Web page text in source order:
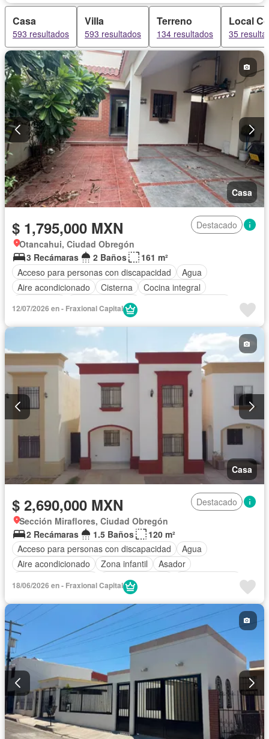
Cuarto de Limpieza
Despacho
Recámara con closet
Sin amueblar
Casa
593 resultados
Villa
593 resultados
Terreno
134 resultados
Local
35
Casa
$ 1,795,000 MXN
Destacado
Otancahui, Ciudad Obregón
3 Recámaras
2 Baños
161 m²
Acceso para personas con discapacidad
Agua
Aire acondicionado
Cisterna
Cocina integral
Estacionamiento
12/07/2026 en - Fraxional Capital
Casa
$ 2,690,000 MXN
Destacado
Sección Miraflores, Ciudad Obregón
2 Recámaras
1.5 Baños
120 m²
Acceso para personas con discapacidad
Agua
Aire acondicionado
Zona infantil
Asador
Cocina equipada
Estacionamiento
Seguridad
Zonas verdes
18/06/2026 en - Fraxional Capital